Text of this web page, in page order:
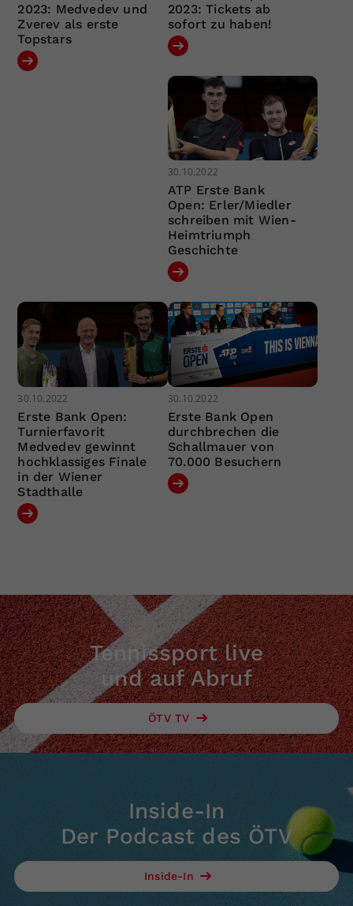
2023: Medvedev und
Zverev als erste
Topstars
2023: Tickets ab
sofort zu haben!
30.10.2022
ATP Erste Bank
Open: Erler/Miedler
schreiben mit Wien-
Heimtriumph
Geschichte
30.10.2022
Erste Bank Open:
Turnierfavorit
Medvedev gewinnt
hochklassiges Finale
in der Wiener
Stadthalle
30.10.2022
Erste Bank Open
durchbrechen die
Schallmauer von
70.000 Besuchern
Tennissport live
und auf Abruf
ÖTV TV
Inside-In
Der Podcast des ÖTV
Inside-In